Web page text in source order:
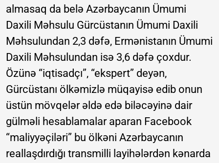
almasaq da belə Azərbaycanın Ümumi
Daxili Məhsulu Gürcüstanın Ümumi Daxili
Məhsulundan 2,3 dəfə, Ermənistanın Ümumi
Daxili Məhsulundan isə 3,6 dəfə çoxdur.
Özünə “iqtisadçı”, “ekspert” deyən,
Gürcüstanı ölkəmizlə müqayisə edib onun
üstün mövqelər əldə edə biləcəyinə dair
gülməli hesablamalar aparan Facebook
“maliyyəçiləri” bu ölkəni Azərbaycanın
reallaşdırdığı transmilli layihələrdən kənarda